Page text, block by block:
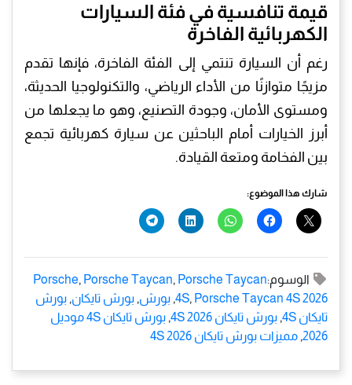
قيمة تنافسية في فئة السيارات
الكهربائية الفاخرة
رغم أن السيارة تنتمي إلى الفئة الفاخرة، فإنها تقدم
مزيجًا متوازنًا من الأداء الرياضي، والتكنولوجيا الحديثة،
ومستوى الأمان، وجودة التصنيع، وهو ما يجعلها من
أبرز الخيارات أمام الباحثين عن سيارة كهربائية تجمع
بين الفخامة ومتعة القيادة.
شارك هذا الموضوع:
الوسوم: Porsche, Porsche Taycan, Porsche Taycan
4S, Porsche Taycan 4S 2026
, بورش, بورش تايكان, بورش
تايكان 4S
, بورش تايكان 4S 2026 ,
بورش تايكان 4S موديل
2026
, مميزات بورش تايكان 4S 2026